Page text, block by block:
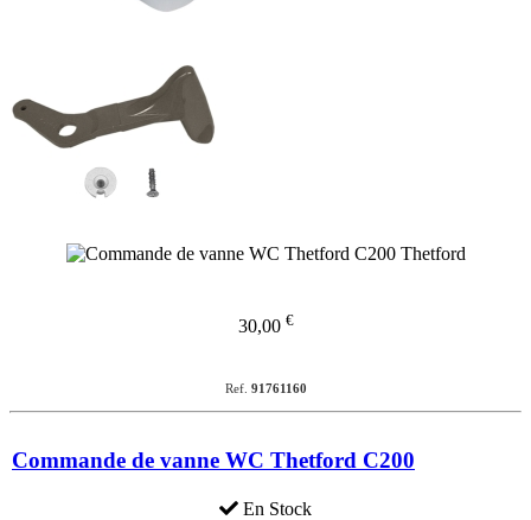
30,00 €
Ref. 91761160
Commande de vanne WC Thetford C200
En Stock